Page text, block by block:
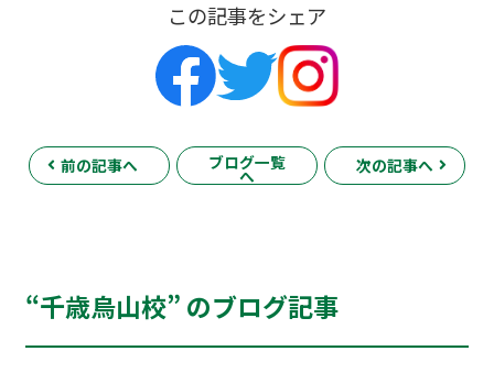
この記事をシェア
前の記事へ ブログ一覧
へ
次の記事へ
“千歳烏山校” のブログ記事